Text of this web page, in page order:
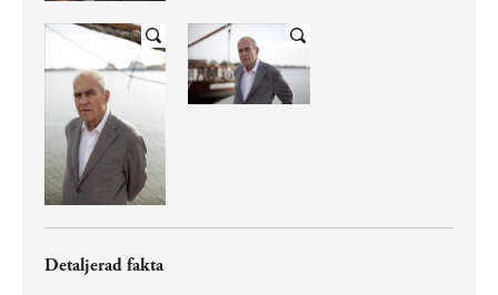
Detaljerad fakta